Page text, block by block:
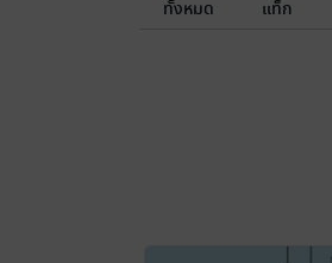
ทั้งหมด แท็ก